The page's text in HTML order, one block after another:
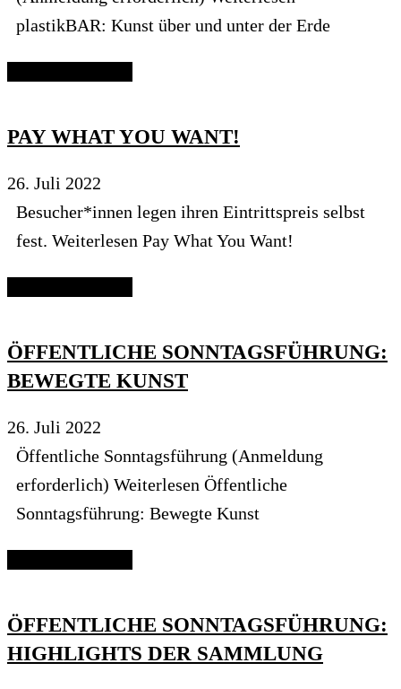
plastikBAR: Kunst über und unter der Erde
PAY WHAT YOU WANT!
26. Juli 2022
Besucher*innen legen ihren Eintrittspreis selbst
fest. Weiterlesen Pay What You Want!
ÖFFENTLICHE SONNTAGSFÜHRUNG:
BEWEGTE KUNST
26. Juli 2022
Öffentliche Sonntagsführung (Anmeldung
erforderlich) Weiterlesen Öffentliche
Sonntagsführung: Bewegte Kunst
ÖFFENTLICHE SONNTAGSFÜHRUNG:
HIGHLIGHTS DER SAMMLUNG